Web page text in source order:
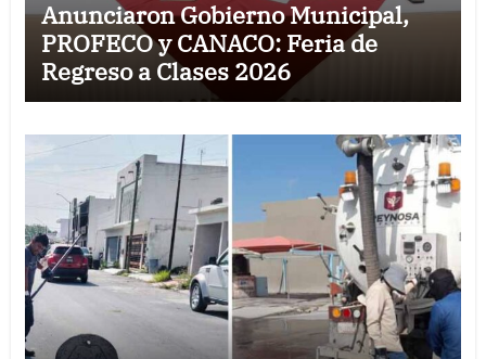
Anunciaron Gobierno Municipal,
PROFECO y CANACO: Feria de
Regreso a Clases 2026